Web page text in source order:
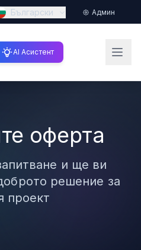
Български Админ
AI Асистент
оферта
и ще ви
решение за
проект